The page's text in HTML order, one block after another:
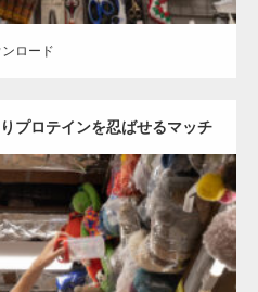
ロード
プロテインを忍ばせるマッチ
ョ
2025.12.31
方南町） kaichanAKIHITO(細マッ